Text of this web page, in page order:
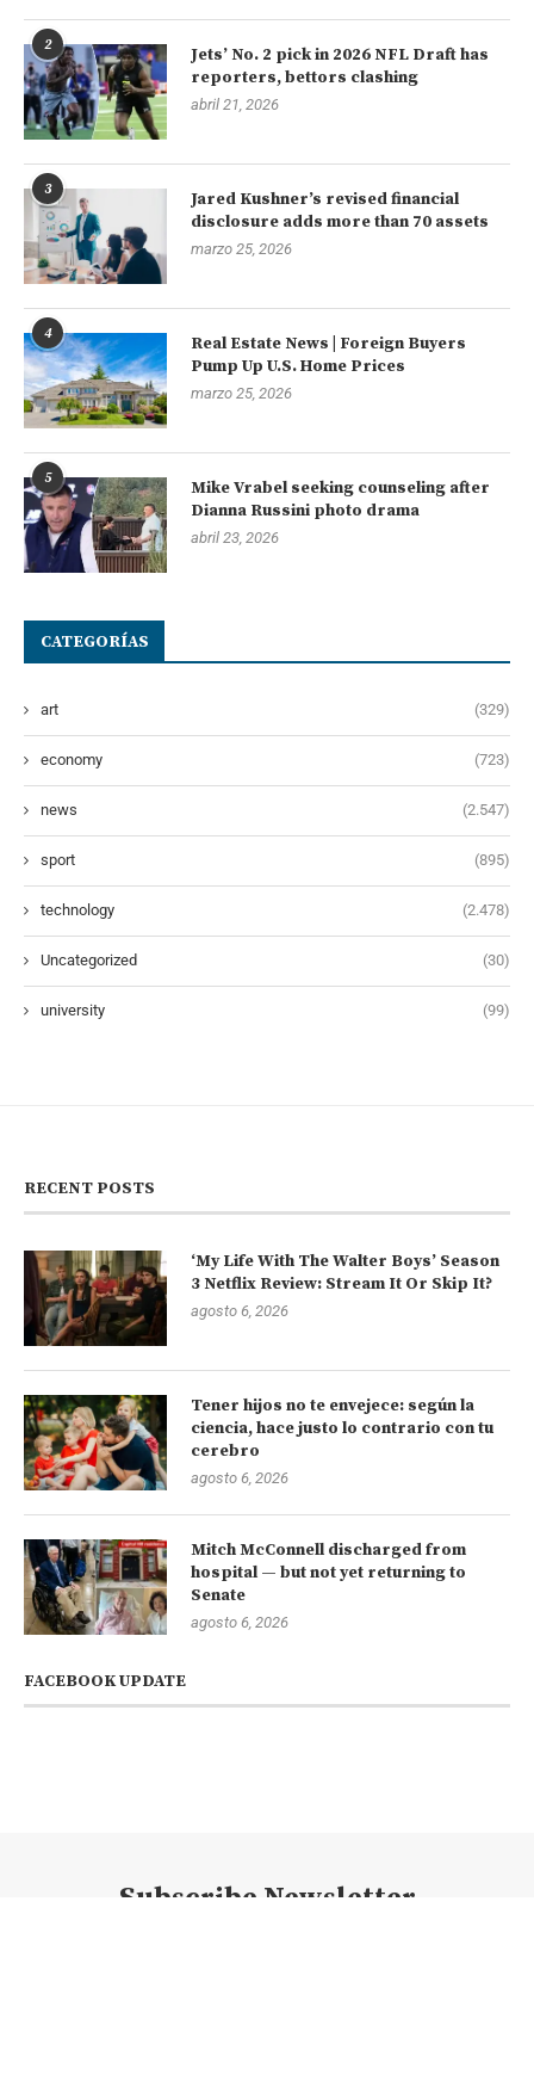
2
Jets’ No. 2 pick in 2026 NFL Draft has
reporters, bettors clashing
abril 21, 2026
3
Jared Kushner’s revised financial
disclosure adds more than 70 assets
marzo 25, 2026
4
Real Estate News | Foreign Buyers
Pump Up U.S. Home Prices
marzo 25, 2026
5
Mike Vrabel seeking counseling after
Dianna Russini photo drama
abril 23, 2026
CATEGORÍAS
art (329)
economy (723)
news (2.547)
sport (895)
technology (2.478)
Uncategorized (30)
university (99)
RECENT POSTS
‘My Life With The Walter Boys’ Season
3 Netflix Review: Stream It Or Skip It?
agosto 6, 2026
Tener hijos no te envejece: según la
ciencia, hace justo lo contrario con tu
cerebro
agosto 6, 2026
Mitch McConnell discharged from
hospital — but not yet returning to
Senate
agosto 6, 2026
FACEBOOK UPDATE
Subscribe Newsletter